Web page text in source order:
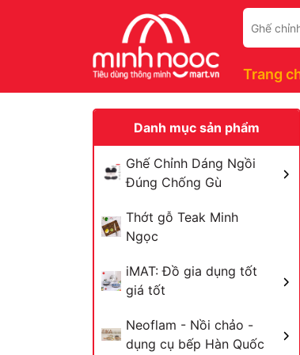
Trang
Danh mục sản phẩm
Ghế Chỉnh Dáng Ngồi
Đúng Chống Gù
Thớt gỗ Teak Minh
Ngọc
iMAT: Đồ gia dụng tốt
giá tốt
Neoflam - Nồi chảo -
dụng cụ bếp Hàn Quốc